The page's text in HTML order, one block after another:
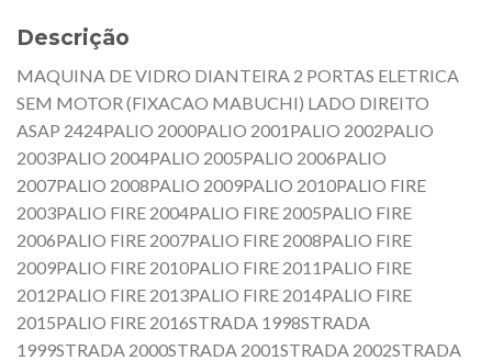
Descrição
MAQUINA DE VIDRO DIANTEIRA 2 PORTAS ELETRICA
SEM MOTOR (FIXACAO MABUCHI) LADO DIREITO
ASAP 2424PALIO 2000PALIO 2001PALIO 2002PALIO
2003PALIO 2004PALIO 2005PALIO 2006PALIO
2007PALIO 2008PALIO 2009PALIO 2010PALIO FIRE
2003PALIO FIRE 2004PALIO FIRE 2005PALIO FIRE
2006PALIO FIRE 2007PALIO FIRE 2008PALIO FIRE
2009PALIO FIRE 2010PALIO FIRE 2011PALIO FIRE
2012PALIO FIRE 2013PALIO FIRE 2014PALIO FIRE
2015PALIO FIRE 2016STRADA 1998STRADA
1999STRADA 2000STRADA 2001STRADA 2002STRADA